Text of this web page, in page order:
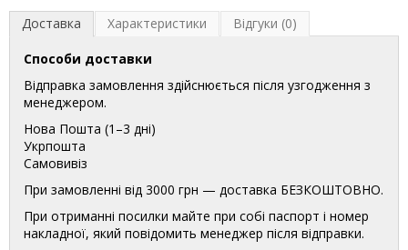
Доставка
Характеристики Відгуки (0)
Способи доставки
Відправка замовлення здійснюється після узгодження з
менеджером.
Нова Пошта (1–3 дні)
Укрпошта
Самовивіз
При замовленні від 3000 грн — доставка БЕЗКОШТОВНО.
При отриманні посилки майте при собі паспорт і номер
накладної, який повідомить менеджер після відправки.